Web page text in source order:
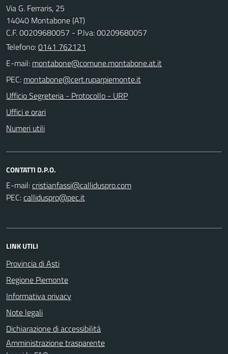
Via G. Ferraris, 25
14040 Montabone (AT)
C.F. 00209680057 - P.Iva: 00209680057
Telefono:0141 762121
E-mail:
PEC:
Ufficio Segreteria - Protocollo - URP
Uffici e orari
Numeri utili
CONTATTI D.P.O.
E-mail:
PEC:
LINK UTILI
Provincia di Asti
Regione Piemonte
Informativa privacy
Note legali
Dichiarazione di accessibilità
Amministrazione trasparente